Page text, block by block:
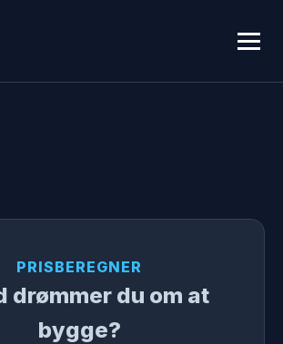
PRISBEREGNER
drømmer du om at
bygge?